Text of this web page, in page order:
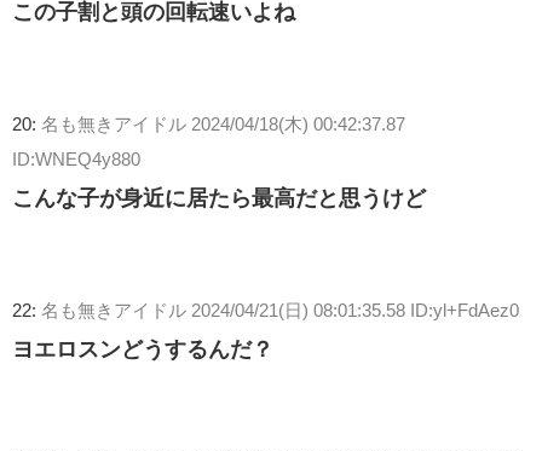
この子割と頭の回転速いよね
20: 名も無きアイドル 2024/04/18(木) 00:42:37.87
ID:WNEQ4y880
こんな子が身近に居たら最高だと思うけど
22: 名も無きアイドル 2024/04/21(日) 08:01:35.58 ID:yl+FdAez0
ヨエロスンどうするんだ？